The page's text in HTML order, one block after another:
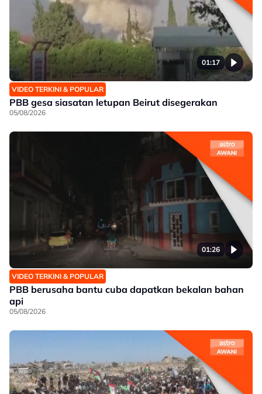
01:17
VIDEO TERKINI & POPULAR
PBB gesa siasatan letupan Beirut disegerakan
05/08/2026
01:26
VIDEO TERKINI & POPULAR
PBB berusaha bantu cuba dapatkan bekalan bahan
api
05/08/2026